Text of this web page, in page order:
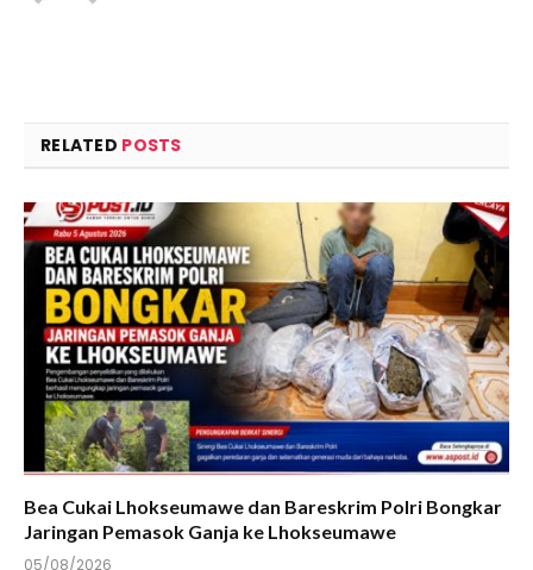
RELATED POSTS
Bea Cukai Lhokseumawe dan Bareskrim Polri Bongkar
Jaringan Pemasok Ganja ke Lhokseumawe
05/08/2026